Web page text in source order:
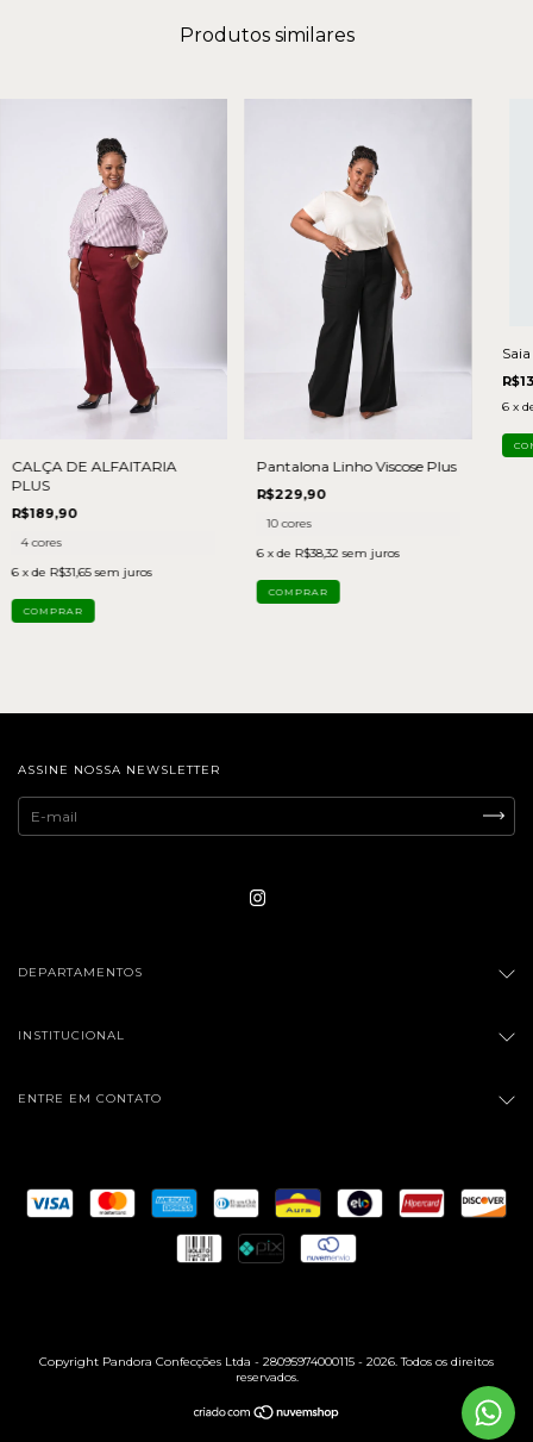
Produtos similares
CALÇA DE ALFAITARIA
PLUS
R$189,90
4 cores
6 x de R$31,65 sem juros
COMPRAR
Pantalona Linho Viscose Plus
R$229,90
10 cores
6 x de R$38,32 sem juros
COMPRAR
6 x
ASSINE NOSSA NEWSLETTER
DEPARTAMENTOS
INSTITUCIONAL
ENTRE EM CONTATO
Copyright Pandora Confecções Ltda - 28095974000115 - 2026. Todos os direitos
reservados.